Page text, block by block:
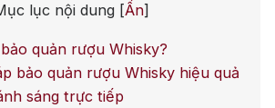
lục nội dung [Ẩn]
quản rượu Whisky?
bảo quản rượu Whisky hiệu quả
sáng trực tiếp